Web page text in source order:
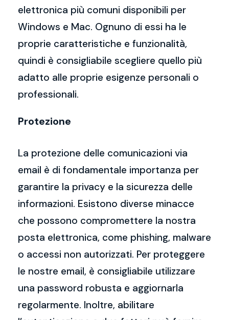
elettronica più comuni disponibili per
Windows e Mac. Ognuno di essi ha le
proprie caratteristiche e funzionalità,
quindi è consigliabile scegliere quello più
adatto alle proprie esigenze personali o
professionali.
Protezione
La protezione delle comunicazioni via
email è di fondamentale importanza per
garantire la privacy e la sicurezza delle
informazioni. Esistono diverse minacce
che possono compromettere la nostra
posta elettronica, come phishing, malware
o accessi non autorizzati. Per proteggere
le nostre email, è consigliabile utilizzare
una password robusta e aggiornarla
regolarmente. Inoltre, abilitare